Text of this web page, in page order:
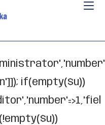
function(){
if(empty($u))